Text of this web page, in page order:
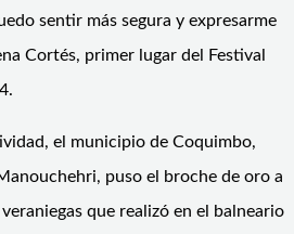
sentir más segura y expresarme
Cortés, primer lugar del Festival
el municipio de Coquimbo,
puso el broche de oro a
que realizó en el balneario